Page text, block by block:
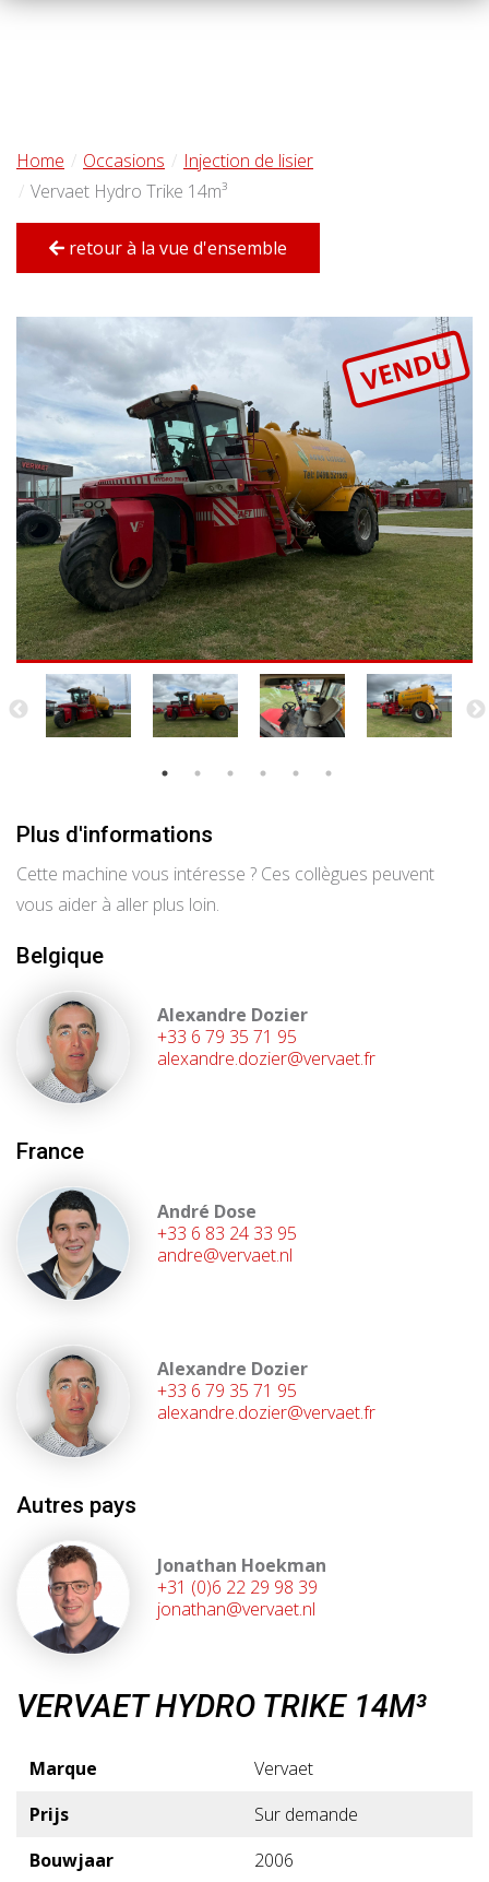
Home Occasions
Injection de lisier
Vervaet Hydro Trike 14m³
retour à la vue d'ensemble
VENDU
Plus d'informations
Cette machine vous intéresse ? Ces collègues peuvent
vous aider à aller plus loin.
Belgique
Alexandre Dozier
+33 6 79 35 71 95
alexandre.dozier@vervaet.fr
France
André Dose
+33 6 83 24 33 95
andre@vervaet.nl
Alexandre Dozier
+33 6 79 35 71 95
alexandre.dozier@vervaet.fr
Autres pays
Jonathan Hoekman
+31 (0)6 22 29 98 39
jonathan@vervaet.nl
VERVAET HYDRO TRIKE 14M³
Marque
Vervaet
Prijs
Sur demande
Bouwjaar
2006